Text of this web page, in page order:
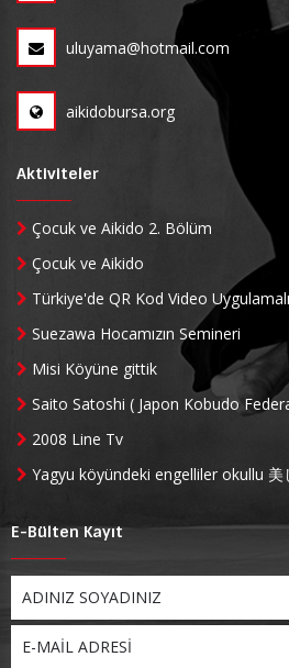
uluyama@hotmail.com
aikidobursa.org
Aktiviteler
Çocuk ve Aikido 2. Bölüm
Çocuk ve Aikido
Türkiye'de QR Kod Video
Suezawa Hocamızın Semineri
Misi Köyüne gittik
Saito Satoshi ( Japon Kobudo
2008 Line Tv
Yagyu köyündeki engelliler okullu 美
E-Bülten Kayıt